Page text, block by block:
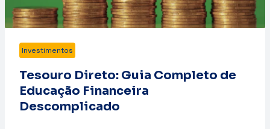
Investimentos
Tesouro Direto: Guia Completo de
Educação Financeira
Descomplicado